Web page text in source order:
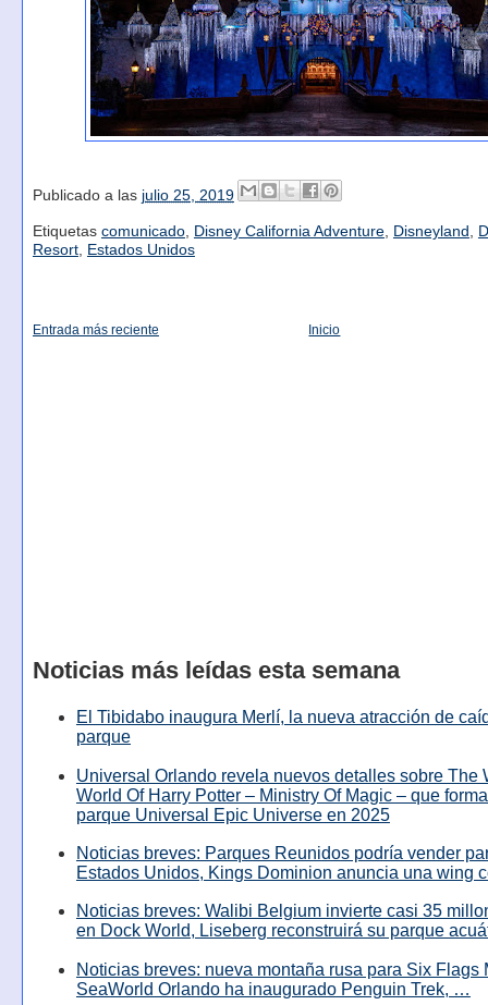
Publicado a las julio 25, 2019
Etiquetas comunicado, Disney California Adventure, Disneyland ,
Resort, Estados Unidos
Entrada más reciente Inicio
Noticias más leídas esta semana
El Tibidabo inaugura Merlí, la nueva atracción de
parque
Universal Orlando revela nuevos detalles sobre The
World Of Harry Potter – Ministry Of Magic – que
parque Universal Epic Universe en 2025
Noticias breves: Parques Reunidos podría vender
Estados Unidos, Kings Dominion anuncia una wing
Noticias breves: Walibi Belgium invierte casi 35
en Dock World, Liseberg reconstruirá su parque
Noticias breves: nueva montaña rusa para Six Flags
SeaWorld Orlando ha inaugurado Penguin Trek, …